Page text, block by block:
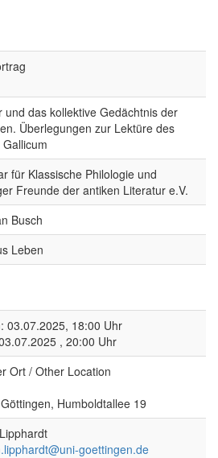
und das kollektive Gedächtnis der
Überlegungen zur Lektüre des
Gallicum
für Klassische Philologie und
Freunde der antiken Literatur e.V.
Busch
Leben
03.07.2025, 18:00 Uhr
, 20:00 Uhr
Ort / Other Location
Humboldtallee 19
goettingen.de